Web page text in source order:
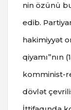
nin özünü
edib.
hakimiyyət
qiyamı”nın
komminist-
dövlət